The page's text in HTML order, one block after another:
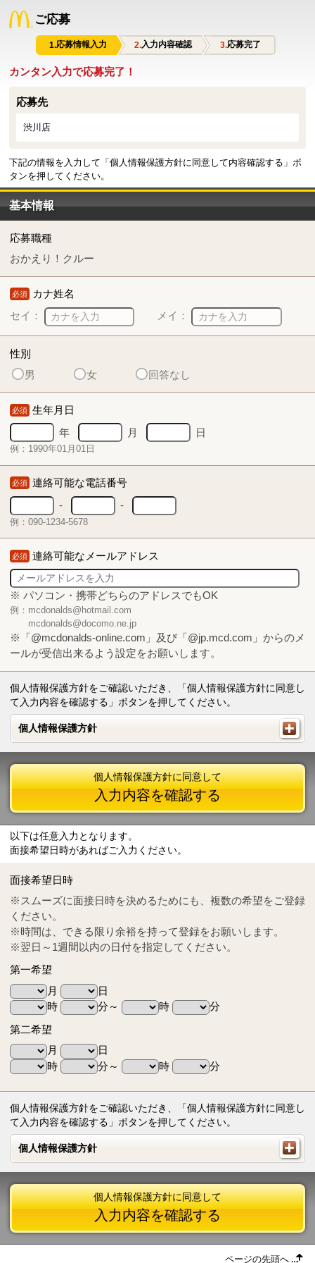
ご応募
応募情報入力 入力内容確認 応募完了
カンタン入力で応募完了！
応募先
渋川店
下記の情報を入力して「個人情報保護方針に同意して内容確認する」ボ
タンを押してください。
基本情報
応募職種
おかえり！クルー
必須 カナ姓名
セイ：
メイ：
性別
男
女 回答なし
必須 生年月日
年
月 日
例：1990年01月01日
必須 連絡可能な電話番号
-
-
例：090-1234-5678
必須 連絡可能なメールアドレス
※ パソコン・携帯どちらのアドレスでもOK
例：mcdonalds@hotmail.com
mcdonalds@docomo.ne.jp
※「@mcdonalds-online.com」及び「@jp.mcd.com」からのメ
ールが受信出来るよう設定をお願いします。
個人情報保護方針をご確認いただき、「個人情報保護方針に同意し
て入力内容を確認する」ボタンを押してください。
個人情報保護方針
個人情報保護方針
Tel
0570-55-0314
個人情報保護方針に同意して
入力内容を確認する
以下は任意入力となります。
面接希望日時があればご入力ください。
面接希望日時
※スムーズに面接日時を決めるためにも、複数の希望をご登録
ください。
※時間は、できる限り余裕を持って登録をお願いします。
※翌日～1週間以内の日付を指定してください。
第一希望
月
日
時
分～ 時
分
第二希望
月
日
時
分～ 時 分
個人情報保護方針をご確認いただき、「個人情報保護方針に同意し
て入力内容を確認する」ボタンを押してください。
個人情報保護方針
個人情報保護方針
個人情報保護方針に同意して
入力内容を確認する
ページの先頭へ